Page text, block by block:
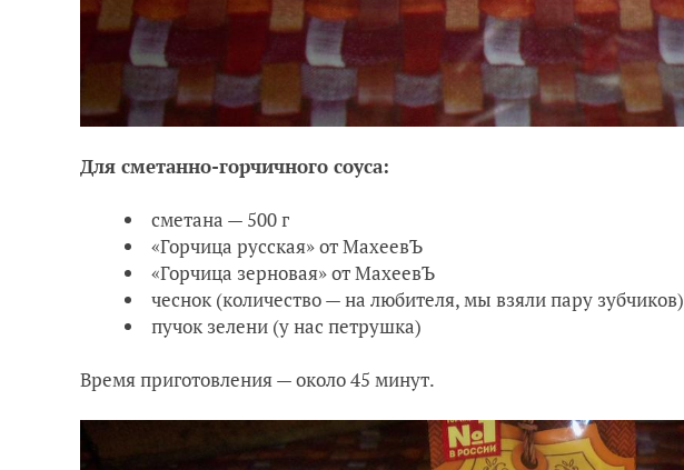
Для сметанно-горчичного соуса:
сметана — 500 г
«Горчица русская» от МахеевЪ
«Горчица зерновая» от МахеевЪ
чеснок (количество — на любителя, мы взяли пару зубчиков)
пучок зелени (у нас петрушка)
Время приготовления — около 45 минут.